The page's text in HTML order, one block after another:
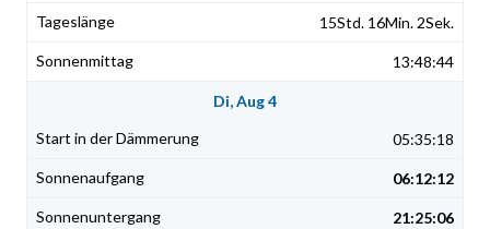
15Std. 16Min. 2Sek.
13:48:44
Di, Aug 4
05:35:18
06:12:12
21:25:06